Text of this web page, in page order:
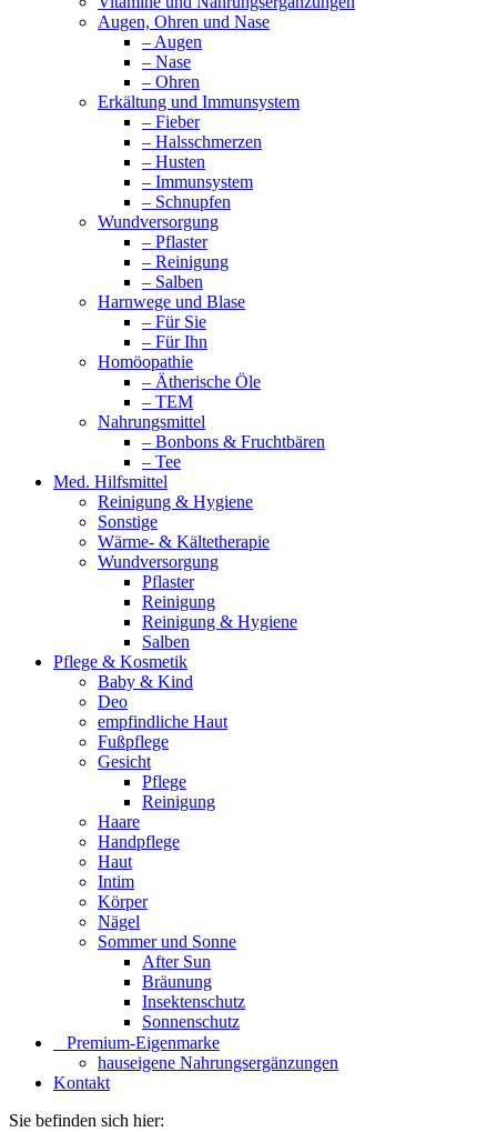
Augen, Ohren und Nase
– Augen
– Nase
– Ohren
Erkältung und Immunsystem
– Fieber
– Halsschmerzen
– Husten
– Immunsystem
– Schnupfen
Wundversorgung
– Pflaster
– Reinigung
– Salben
Harnwege und Blase
– Für Sie
– Für Ihn
Homöopathie
– Ätherische Öle
– TEM
Nahrungsmittel
– Bonbons & Fruchtbären
– Tee
Med. Hilfsmittel
Reinigung & Hygiene
Sonstige
Wärme- & Kältetherapie
Wundversorgung
Pflaster
Reinigung
Reinigung & Hygiene
Salben
Pflege & Kosmetik
Baby & Kind
Deo
empfindliche Haut
Fußpflege
Gesicht
Pflege
Reinigung
Haare
Handpflege
Haut
Intim
Körper
Nägel
Sommer und Sonne
After Sun
Bräunung
Insektenschutz
Sonnenschutz
⠀​Premium-Eigenmarke
hauseigene Nahrungsergänzungen
Kontakt
Sie befinden sich hier: